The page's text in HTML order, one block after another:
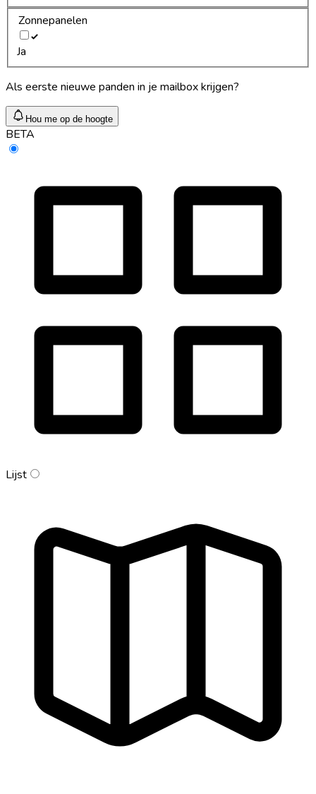
Zonnepanelen
Ja
Als eerste nieuwe panden in je mailbox krijgen?
Hou me op de hoogte
BETA
Lijst